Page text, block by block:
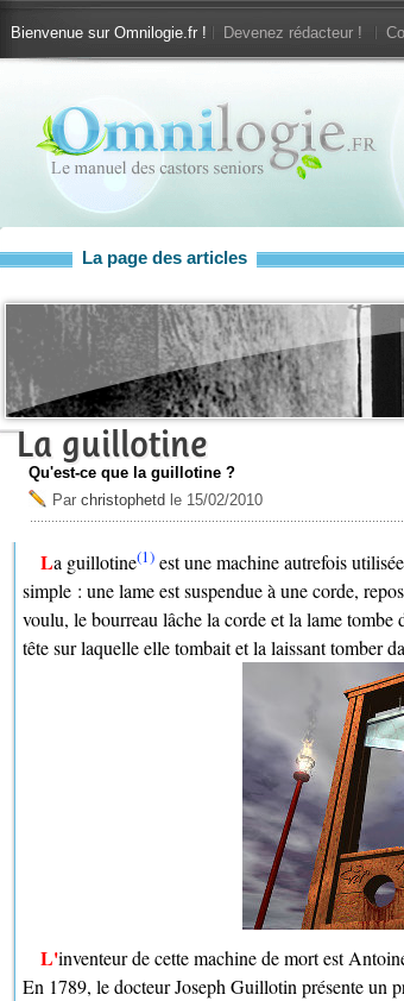
Bienvenue sur Omnilogie.fr ! Devenez rédacteur !
La page des articles
La guillotine
Qu'est-ce que la guillotine ?
Par christophetd le 15/02/2010
La guillotine(1) est une machine autrefois
simple : une lame est suspendue à une corde,
voulu, le bourreau lâche la corde et la lame
tête sur laquelle elle tombait et la laissant tomber
L'inventeur de cette machine de mort est
En 1789, le docteur Joseph Guillotin présente un